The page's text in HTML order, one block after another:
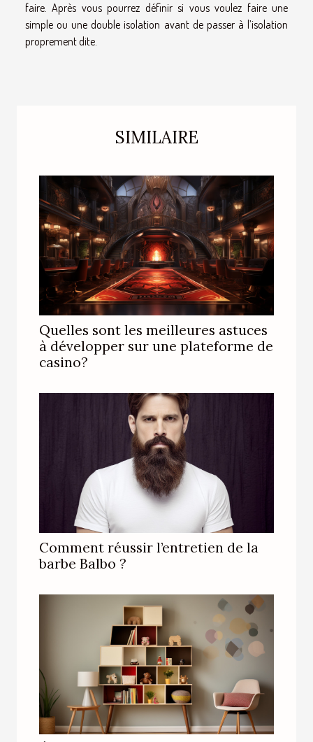
faire. Après vous pourrez définir si vous voulez faire une
simple ou une double isolation avant de passer à l’isolation
proprement dite.
SIMILAIRE
Quelles sont les meilleures astuces
à développer sur une plateforme de
casino?
Comment réussir l’entretien de la
barbe Balbo ?